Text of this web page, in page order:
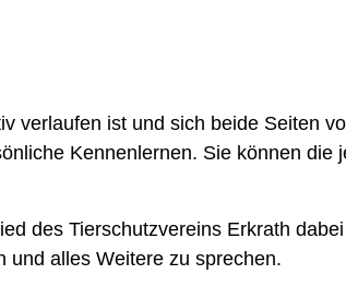
verlaufen ist und sich beide Seiten
Kennenlernen. Sie können die
des Tierschutzvereins Erkrath
und alles Weitere zu sprechen.